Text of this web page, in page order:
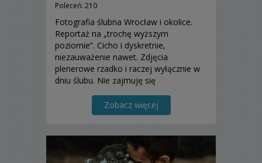
Poleceń: 210
Fotografia ślubna Wrocław i okolice.
Reportaż na „trochę wyższym
poziomie”. Cicho i dyskretnie,
niezauważenie nawet. Zdjęcia
plenerowe rzadko i raczej wyłącznie w
dniu ślubu. Nie zajmuję się
Zobacz więcej